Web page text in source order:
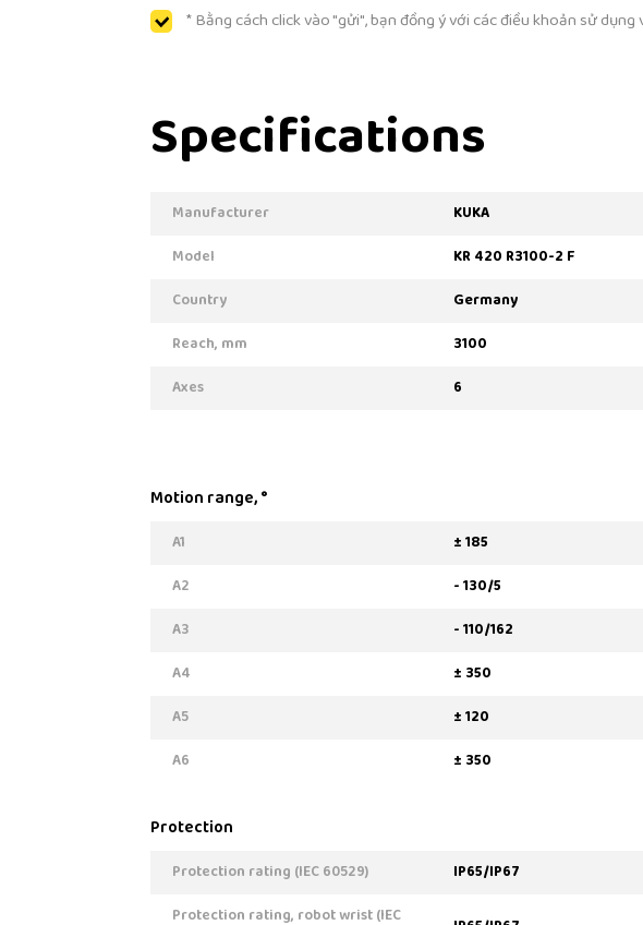
* Bằng cách click vào "gửi", bạn đồng ý với các điều khoản sử dụng
Specifications
Manufacturer
KUKA
Model
KR 420 R3100-2 F
Country
Germany
Reach, mm
3100
Axes
6
Motion range, °
A1
± 185
A2
- 130/5
A3
- 110/162
A4
± 350
A5
± 120
A6
± 350
Protection
Protection rating (IEC 60529)
IP65/IP67
Protection rating, robot wrist (IEC